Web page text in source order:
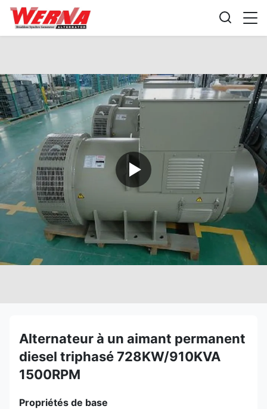
Alternateur à un aimant permanent
diesel triphasé 728KW/910KVA
1500RPM
Propriétés de base